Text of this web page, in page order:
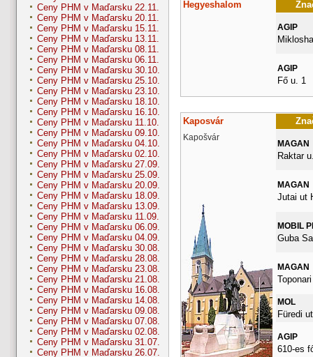
Ceny PHM v Maďarsku 22.11.
Ceny PHM v Maďarsku 20.11.
Ceny PHM v Maďarsku 15.11.
Ceny PHM v Maďarsku 13.11.
Ceny PHM v Maďarsku 08.11.
Ceny PHM v Maďarsku 06.11.
Ceny PHM v Maďarsku 30.10.
Ceny PHM v Maďarsku 25.10.
Ceny PHM v Maďarsku 23.10.
Ceny PHM v Maďarsku 18.10.
Ceny PHM v Maďarsku 16.10.
Ceny PHM v Maďarsku 11.10.
Ceny PHM v Maďarsku 09.10.
Ceny PHM v Maďarsku 04.10.
Ceny PHM v Maďarsku 02.10.
Ceny PHM v Maďarsku 27.09.
Ceny PHM v Maďarsku 25.09.
Ceny PHM v Maďarsku 20.09.
Ceny PHM v Maďarsku 18.09.
Ceny PHM v Maďarsku 13.09.
Ceny PHM v Maďarsku 11.09.
Ceny PHM v Maďarsku 06.09.
Ceny PHM v Maďarsku 04.09.
Ceny PHM v Maďarsku 30.08.
Ceny PHM v Maďarsku 28.08.
Ceny PHM v Maďarsku 23.08.
Ceny PHM v Maďarsku 21.08.
Ceny PHM v Maďarsku 16.08.
Ceny PHM v Maďarsku 14.08.
Ceny PHM v Maďarsku 09.08.
Ceny PHM v Maďarsku 07.08.
Ceny PHM v Maďarsku 02.08.
Ceny PHM v Maďarsku 31.07.
Ceny PHM v Maďarsku 26.07.
Hegyeshalom
AGIP
AGIP
Fő u. 1
Kaposvár
Kapošvár
MAGAN
Raktar
MAGAN
Jutai ut
MOBIL
Guba
MAGAN
MOL
Füredi
AGIP
610-es